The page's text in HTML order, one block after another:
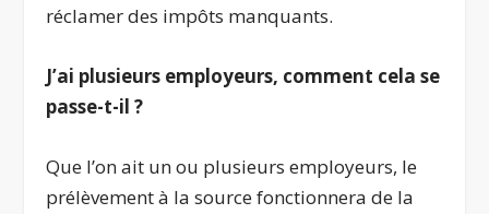
réclamer des impôts manquants.
J’ai plusieurs employeurs, comment cela se
passe-t-il ?
Que l’on ait un ou plusieurs employeurs, le
prélèvement à la source fonctionnera de la